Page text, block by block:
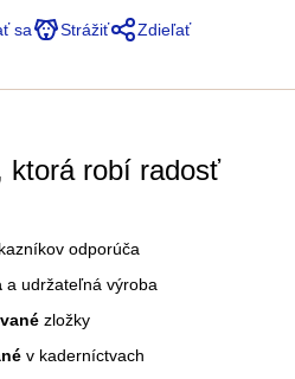
sa Strážiť Zdieľať
ktorá robí radosť
odporúča
a udržateľná výroba
zložky
v kaderníctvach